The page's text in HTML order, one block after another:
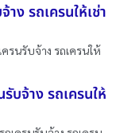
ง รถเครนให้เช่า
รนรับจ้าง รถเครนให้
บจ้าง รถเครนให้